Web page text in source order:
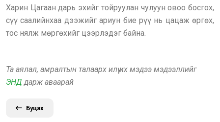
Харин Цагаан дарь эхийг тойруулан чулуун овоо босгох,
сүү саалийнхаа дээжийг ариун бие рүү нь цацаж өргөх,
тос нялж мөргөхийг цээрлэдэг байна.
Та аялал, амралтын талаарх илүү их мэдээ мэдээллийг
ЭНД дарж аваарай
Буцах